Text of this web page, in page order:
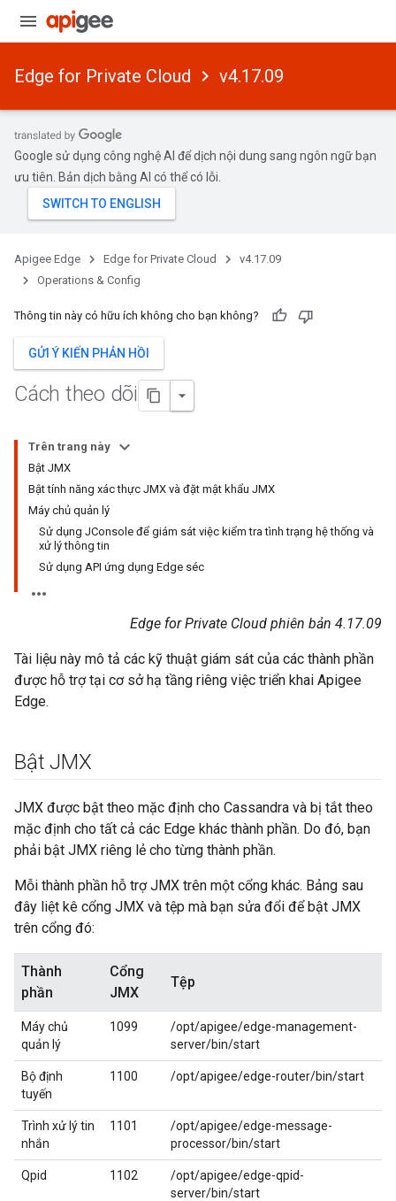
Edge for Private Cloud v4.17.09
Google sử dụng công nghệ AI để dịch nội dung sang ngôn ngữ bạn
ưu tiên. Bản dịch bằng AI có thể có lỗi.
Apigee Edge Edge for Private Cloud
v4.17.09
Operations & Config
Thông tin này có hữu ích không cho bạn không?
GỬI Ý KIẾN PHẢN HỒI
Cách theo dõi
Trên trang này
Bật JMX
Bật tính năng xác thực JMX và đặt mật khẩu JMX
Máy chủ quản lý
Sử dụng JConsole để giám sát việc kiểm tra tình trạng hệ thống và
xử lý thông tin
Sử dụng API ứng dụng Edge séc
Edge for Private Cloud phiên bản 4.17.09
Tài liệu này mô tả các kỹ thuật giám sát của các thành phần
được hỗ trợ tại cơ sở hạ tầng riêng việc triển khai Apigee
Edge.
Bật JMX
JMX được bật theo mặc định cho Cassandra và bị tắt theo
mặc định cho tất cả các Edge khác thành phần. Do đó, bạn
phải bật JMX riêng lẻ cho từng thành phần.
Mỗi thành phần hỗ trợ JMX trên một cổng khác. Bảng sau
đây liệt kê cổng JMX và tệp mà bạn sửa đổi để bật JMX
trên cổng đó:
Thành
phần
Cổng
JMX
Tệp
Máy chủ
quản lý
1099
/opt/apigee/edge-management-
server/bin/start
Bộ định
tuyến
1100 /opt/apigee/edge-router/bin/start
Trình xử lý tin
nhắn
1101
/opt/apigee/edge-message-
processor/bin/start
Qpid 1102
/opt/apigee/edge-qpid-
server/bin/start